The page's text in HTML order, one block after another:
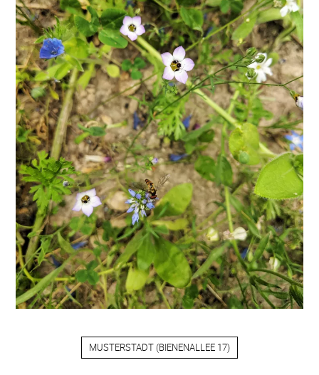
MUSTERSTADT (BIENENALLEE 17)